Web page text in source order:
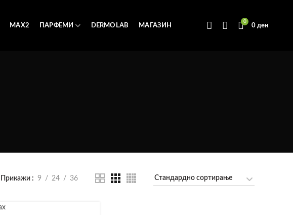
MAX2 ПАРФЕМИ DERMOLAB МАГАЗИН
0
0ден
Прикажи 9 24 36